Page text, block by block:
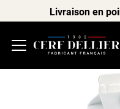
Livraison en